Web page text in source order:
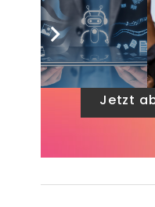
3 € im
Jetzt